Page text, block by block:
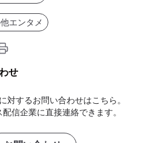
エンタメ
せ
対するお問い合わせはこちら。
信企業に直接連絡できます。